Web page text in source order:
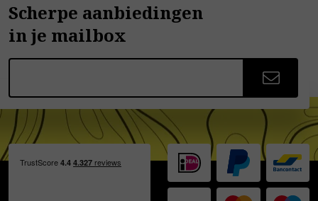
Scherpe aanbiedingen
in je mailbox